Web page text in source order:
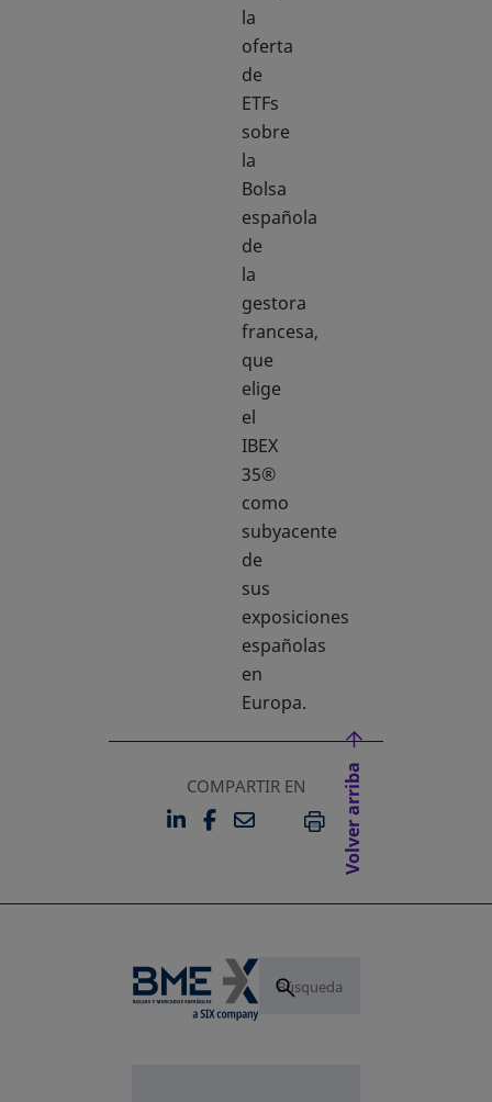
la
oferta
de
ETFs
sobre
la
Bolsa
española
de
la
gestora
francesa,
que
elige
el
IBEX
35®
como
subyacente
de
sus
exposiciones
españolas
en
Europa.
COMPARTIR EN
LINKEDIN
SE ABRE EN UNA PESTAÑA
FACEBOOK
SE ABRE EN UNA
EMAILIMPRIMIR
Volver arriba